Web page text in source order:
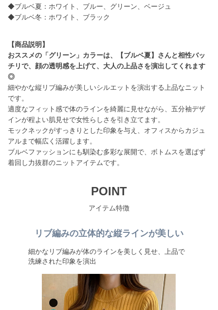
◆ブルベ夏：ホワイト、ブルー、グリーン、ベージュ
◆ブルベ冬：ホワイト、ブラック
【商品説明】
おススメの「グリーン」カラーは、【ブルベ夏】さんと相性バッ
チリで、顔の透明感を上げて、大人の上品さを演出してくれます
◎
細やかな縦リブ編みが美しいシルエットを演出する上品なニット
です。
適度なフィット感で体のラインを綺麗に見せながら、五分袖デザ
インが程よい肌見せで女性らしさを引き立てます。
モックネックがすっきりとした印象を与え、オフィスからカジュ
アルまで幅広く活躍します。
ブルベファッションにも馴染む多彩な展開で、ボトムスを選ばず
着回し力抜群のニットアイテムです。
POINT
アイテム特徴
リブ編みの立体的な縦ラインが美しい
細かなリブ編みが体のラインを美しく見せ、上品で
洗練された印象を演出